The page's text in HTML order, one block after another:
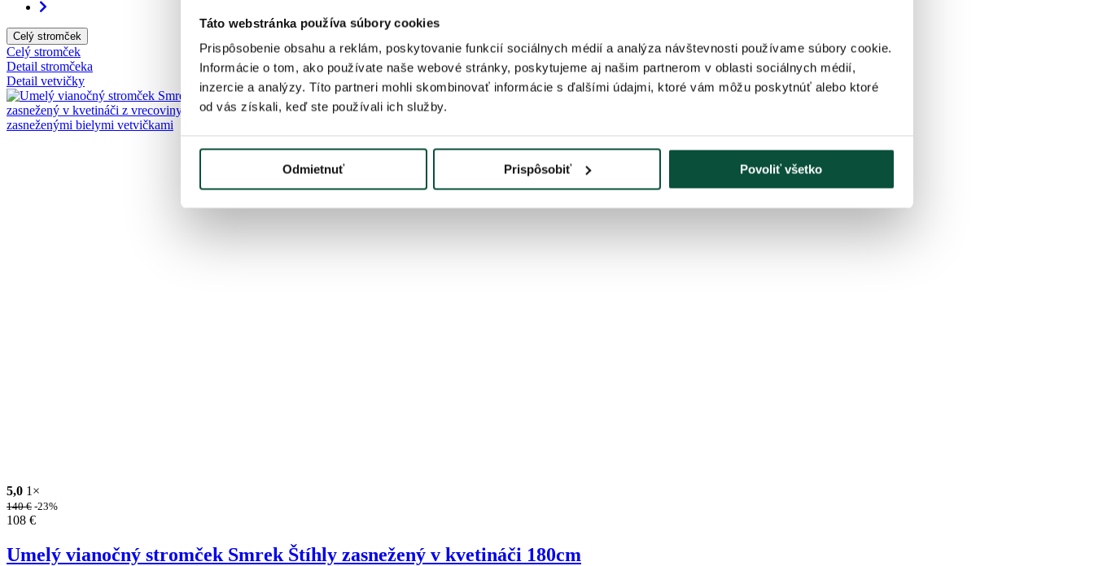
Táto webstránka používa súbory cookies
Prispôsobenie obsahu a reklám, poskytovanie funkcií sociálnych médií a analýza návštevnosti používame súbory cookie.
Informácie o tom, ako používate naše webové stránky, poskytujeme aj našim partnerom v oblasti sociálnych médií,
inzercie a analýzy. Títo partneri mohli skombinovať informácie s ďalšími údajmi, ktoré vám môžu poskytnúť alebo ktoré
od vás získali, keď ste používali ich služby.
Odmietnuť Prispôsobiť Povoliť všetko
Celý stromček
Celý stromček
Detail stromčeka
Detail vetvičky
5,0 1×
140€ -23%
108 €
Umelý vianočný stromček Smrek Štíhly zasnežený v kvetináči 180cm